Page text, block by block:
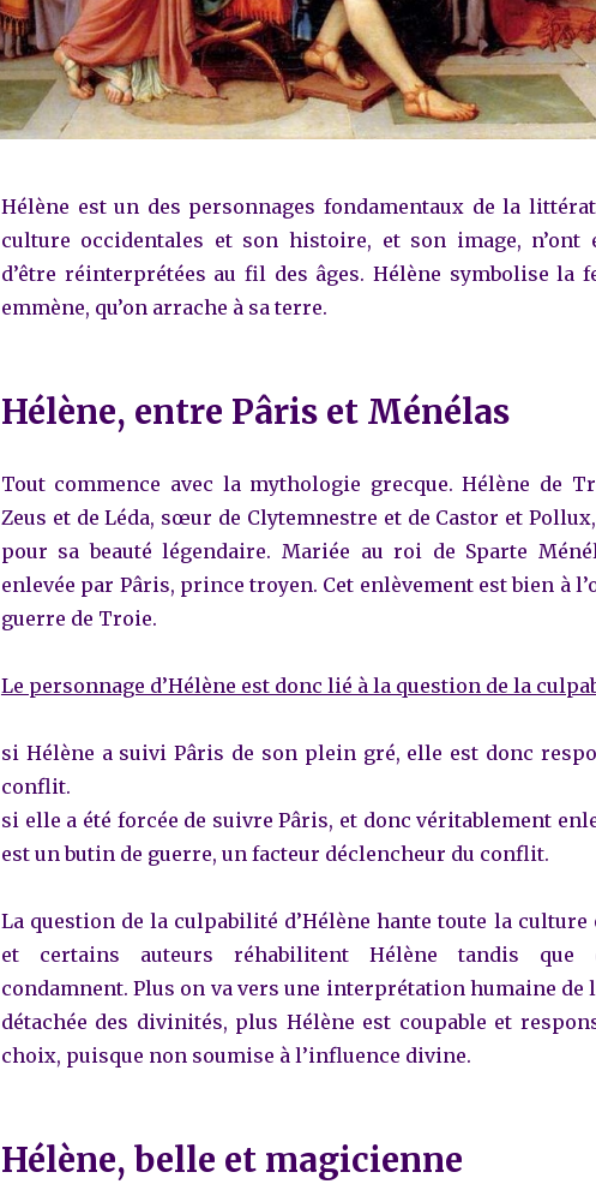
Hélène est un des personnages fondamentaux de la
culture occidentales et son histoire, et son image, n’ont
d’être réinterprétées au fil des âges. Hélène symbolise la
emmène, qu’on arrache à sa terre.
Hélène, entre Pâris et Ménélas
Tout commence avec la mythologie grecque. Hélène de
Zeus et de Léda, sœur de Clytemnestre et de Castor et
pour sa beauté légendaire. Mariée au roi de Sparte
enlevée par Pâris, prince troyen. Cet enlèvement est bien à
guerre de Troie.
Le personnage d’Hélène est donc lié à la question de la
si Hélène a suivi Pâris de son plein gré, elle est donc
conflit.
si elle a été forcée de suivre Pâris, et donc véritablement
est un butin de guerre, un facteur déclencheur du conflit.
La question de la culpabilité d’Hélène hante toute la culture
et certains auteurs réhabilitent Hélène tandis que
condamnent. Plus on va vers une interprétation humaine de
détachée des divinités, plus Hélène est coupable et
choix, puisque non soumise à l’influence divine.
Hélène, belle et magicienne